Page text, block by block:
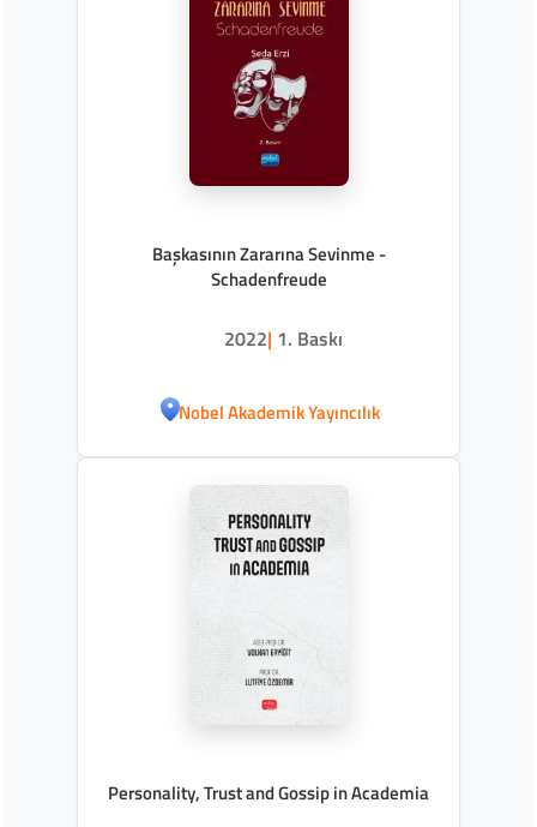
Başkasının Zararına Sevinme -
Schadenfreude
2022| 1. Baskı
Nobel Akademik Yayıncılık
Personality, Trust and Gossip in Academia